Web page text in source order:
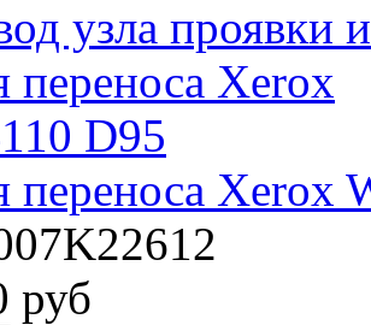
переноса Xerox
руб